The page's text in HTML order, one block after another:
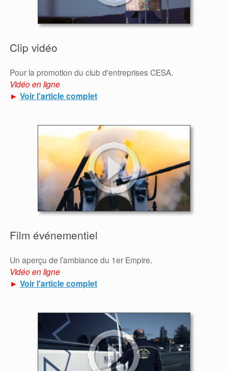
Clip vidéo
Pour la promotion du club d'entreprises CESA.
Vidéo en ligne
► Voir l'article complet
Film événementiel
Un aperçu de l’ambiance du 1er Empire.
Vidéo en ligne
► Voir l'article complet